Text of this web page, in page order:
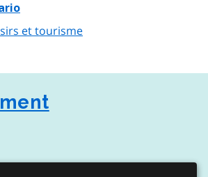
et tourisme